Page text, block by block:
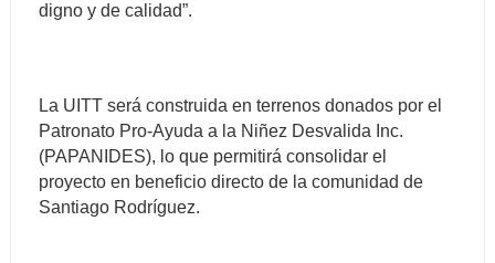
digno y de calidad”.
La UITT será construida en terrenos donados por el
Patronato Pro-Ayuda a la Niñez Desvalida Inc.
(PAPANIDES), lo que permitirá consolidar el
proyecto en beneficio directo de la comunidad de
Santiago Rodríguez.